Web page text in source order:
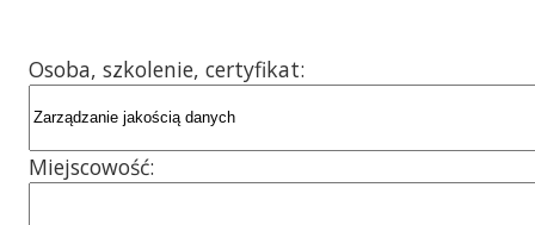
Osoba, szkolenie, certyfikat:
Miejscowość: